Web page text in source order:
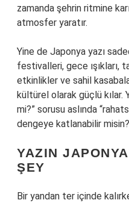
zamanda şehrin ritmine
atmosfer yaratır.
Yine de Japonya yazı
festivalleri, gece ışıkları,
etkinlikler ve sahil
kültürel olarak güçlü kılar.
mi?” sorusu aslında
dengeye katlanabilir
YAZIN
ŞEY
Bir yandan ter içinde